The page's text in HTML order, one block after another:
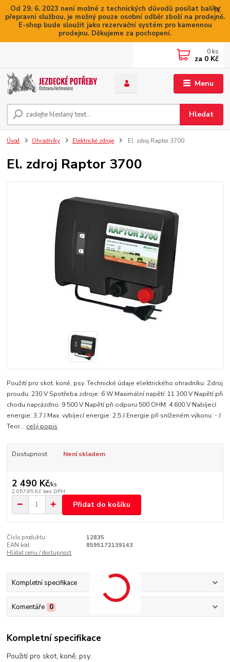
Od 29. 6. 2023 není možné z technických důvodů posílat balíky
přepravní službou, je možný pouze osobní odběr zboží na prodejně.
E-shop bude sloužit jako rezervační systém pro kamennou
prodejnu. Děkujeme za pochopení.
Menu
Hledat
0 ks
za 0 Kč
Úvod Ohradníky Elektrické zdroje El. zdroj Raptor 3700
El. zdroj Raptor 3700
Použití pro skot, koně, psy. Technické údaje elektrického ohradníku: Zdroj
proudu: 230 V Spotřeba zdroje: 6 W Maximální napětí: 11 300 V Napětí při
chodu naprázdno: 9 500 V Napětí při odporu 500 OHM: 4 600 V Nabíjecí
energie: 3,7 J Max. vybíjecí energie: 2,5 J Energie při sníženém výkonu: - J
Teor... celý popis
Dostupnost Není skladem
2 490 Kč/ks
2 057,85 Kč bez DPH
Přidat do košíku
Číslo produktu:
12835
EAN kód:
8595172139143
Hlídat cenu / dostupnost
Kompletní specifikace
Komentáře 0
Kompletní specifikace
Použití pro skot, koně, psy.